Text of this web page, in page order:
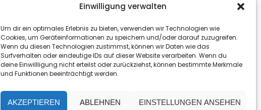
Einwilligung verwalten
Um dir ein optimales Erlebnis zu bieten, verwenden wir Technologien wie
Cookies, um Geräteinformationen zu speichern und/oder darauf zuzugreifen.
Wenn du diesen Technologien zustimmst, können wir Daten wie das
Surfverhalten oder eindeutige IDs auf dieser Website verarbeiten. Wenn du
deine Einwillligung nicht erteilst oder zurückziehst, können bestimmte Merkmale
und Funktionen beeinträchtigt werden.
AKZEPTIEREN ABLEHNEN EINSTELLUNGEN ANSEHEN